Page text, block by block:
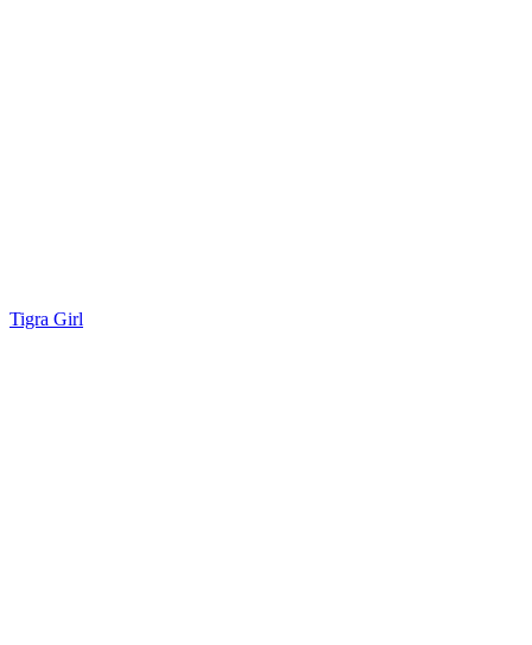
Tigra Girl